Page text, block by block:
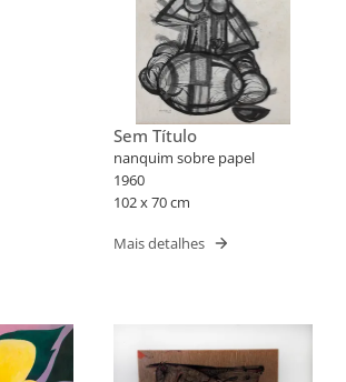
Sem Título
nanquim sobre papel
1960
102 x 70 cm
Mais detalhes